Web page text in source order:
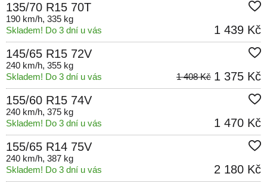
135/70 R15 70T
190 km/h, 335 kg
Skladem! Do 3 dní u vás
1 439 Kč
145/65 R15 72V
240 km/h, 355 kg
Skladem! Do 3 dní u vás
1 375 Kč
1 408 Kč
155/60 R15 74V
240 km/h, 375 kg
Skladem! Do 3 dní u vás
1 470 Kč
155/65 R14 75V
240 km/h, 387 kg
Skladem! Do 3 dní u vás
2 180 Kč